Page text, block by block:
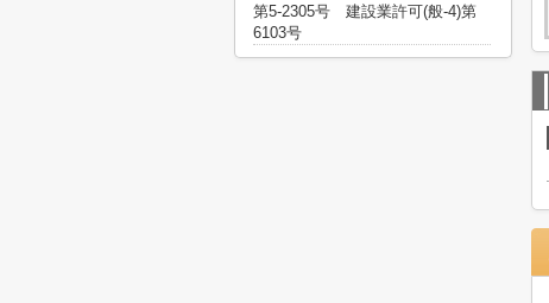
第5-2305号 建設業許可(般-4)第
6103号